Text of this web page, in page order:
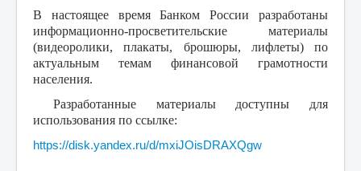
В настоящее время Банком России разработаны
информационно-просветительские материалы
(видеоролики, плакаты, брошюры, лифлеты) по
актуальным темам финансовой грамотности
населения.
Разработанные материалы доступны для
использования по ссылке:
https://disk.yandex.ru/d/mxiJOisDRAXQgw